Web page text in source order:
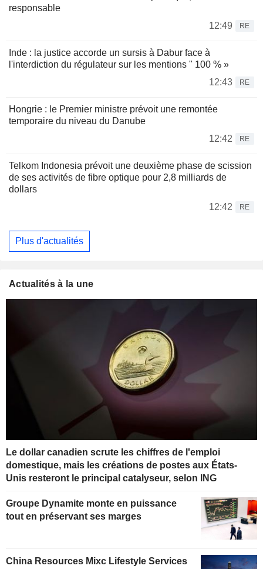
responsable
12:49
RE
Inde : la justice accorde un sursis à Dabur face à
l'interdiction du régulateur sur les mentions " 100 % »
12:43
RE
Hongrie : le Premier ministre prévoit une remontée
temporaire du niveau du Danube
12:42
RE
Telkom Indonesia prévoit une deuxième phase de scission
de ses activités de fibre optique pour 2,8 milliards de
dollars
12:42
RE
Plus d'actualités
Actualités à la une
Le dollar canadien scrute les chiffres de l'emploi
domestique, mais les créations de postes aux États-
Unis resteront le principal catalyseur, selon ING
Groupe Dynamite monte en puissance
tout en préservant ses marges
China Resources Mixc Lifestyle Services